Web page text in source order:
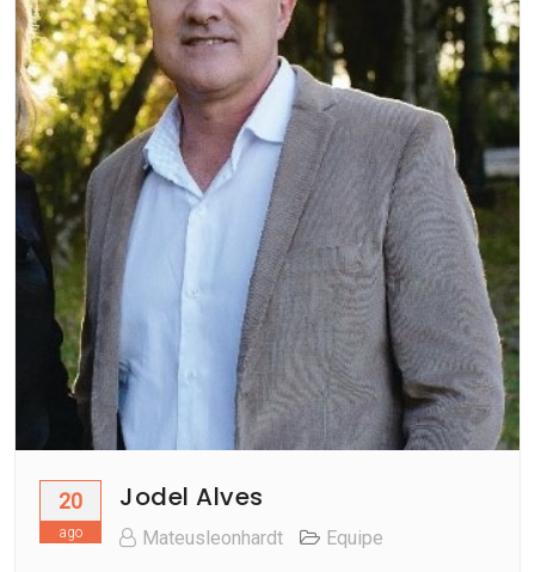
20
ago
Jodel Alves
Mateusleonhardt Equipe